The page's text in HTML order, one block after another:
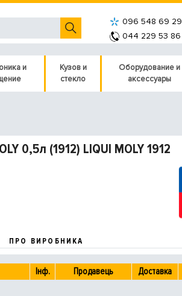
096 548 69 29
044 229 53 86
и
Кузов и
стекло
Оборудование и
аксессуары
0,5л (1912) LIQUI MOLY 1912
ПРО ВИРОБНИКА
Інф. Продавець Доставка